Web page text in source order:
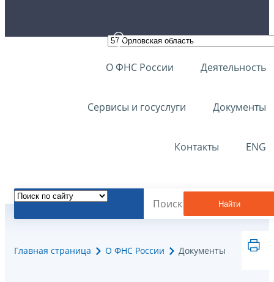
О ФНС России Деятельность
Сервисы и госуслуги Документы
Контакты ENG
Найти
Главная страница О ФНС России Документы